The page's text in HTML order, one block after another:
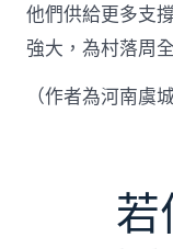
他們供給更多支
強大，為村落周
（作者為河南虞
若